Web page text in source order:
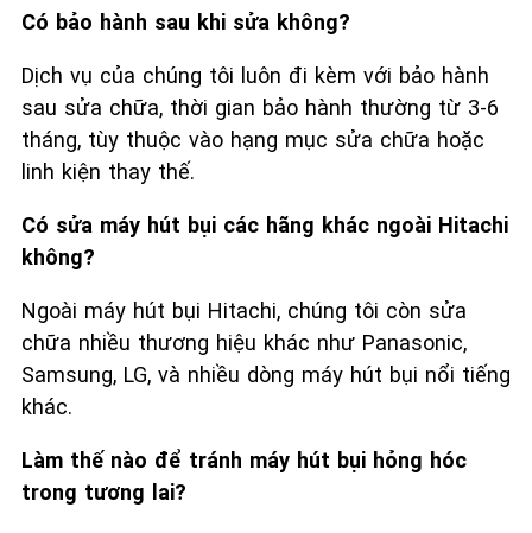
Có bảo hành sau khi sửa không?
Dịch vụ của chúng tôi luôn đi kèm với bảo hành
sau sửa chữa, thời gian bảo hành thường từ 3-6
tháng, tùy thuộc vào hạng mục sửa chữa hoặc
linh kiện thay thế.
Có sửa máy hút bụi các hãng khác ngoài Hitachi
không?
Ngoài máy hút bụi Hitachi, chúng tôi còn sửa
chữa nhiều thương hiệu khác như Panasonic,
Samsung, LG, và nhiều dòng máy hút bụi nổi tiếng
khác.
Làm thế nào để tránh máy hút bụi hỏng hóc
trong tương lai?